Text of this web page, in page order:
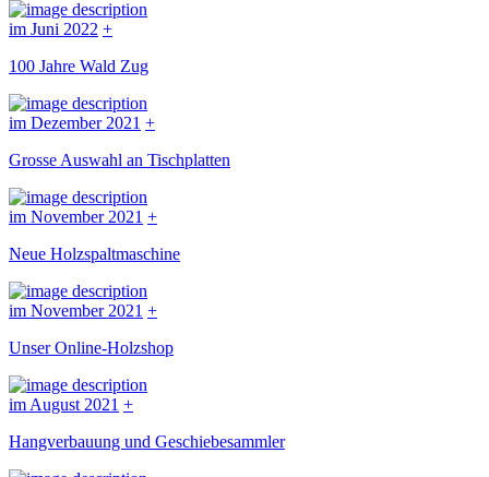
im Juni 2022 +
100 Jahre Wald Zug
im Dezember 2021 +
Grosse Auswahl an Tischplatten
im November 2021 +
Neue Holzspaltmaschine
im November 2021 +
Unser Online-Holzshop
im August 2021 +
Hangverbauung und Geschiebesammler